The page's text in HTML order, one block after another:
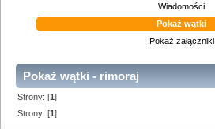
Wiadomości
Pokaż wątki
Pokaż załączniki
Pokaż wątki - rimoraj
Strony: [1]
Strony: [1]